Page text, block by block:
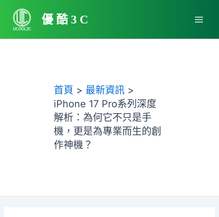
要
優酷3C
首頁
最新資訊
iPhone 17 Pro系列深度
解析：為何它不只是手
機，更是為專業而生的創
作神機？